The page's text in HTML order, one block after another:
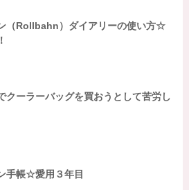
（Rollbahn）ダイアリーの使い方☆
設定！
クーラーバッグを買おうとして苦労し
手帳☆愛用３年目